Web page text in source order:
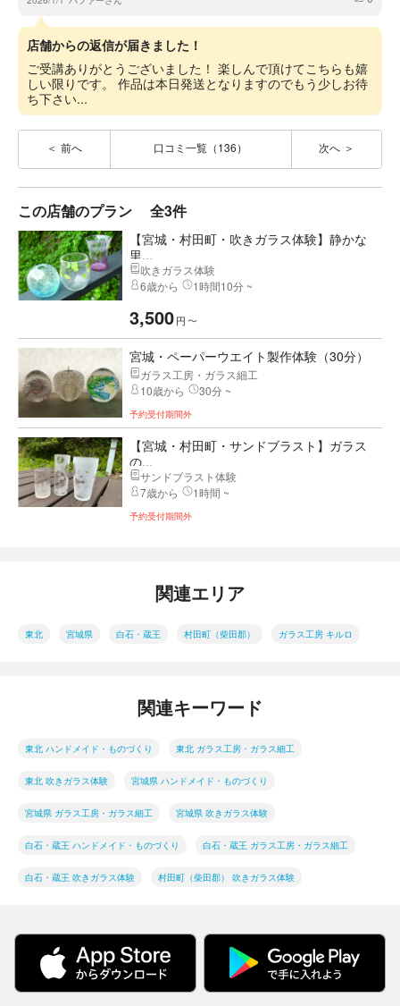
店舗からの返信が届きました！
ご受講ありがとうございました！ 楽しんで頂けてこちらも嬉
しい限りです。 作品は本日発送となりますのでもう少しお待
ち下さい...
前へ 口コミ一覧（136） 次へ
この店舗のプラン 全3件
【宮城・村田町・吹きガラス体験】静かな
里...
吹きガラス体験
6歳から
1時間10分 ~
3,500円 〜
宮城・ペーパーウエイト製作体験（30分）
ガラス工房・ガラス細工
10歳から
30分 ~
予約受付期間外
【宮城・村田町・サンドブラスト】ガラス
の...
サンドブラスト体験
7歳から
1時間 ~
予約受付期間外
関連エリア
東北 宮城県 白石・蔵王 村田町（柴田郡） ガラス工房 キルロ
関連キーワード
東北 ハンドメイド・ものづくり 東北 ガラス工房・ガラス細工
東北 吹きガラス体験 宮城県 ハンドメイド・ものづくり
宮城県 ガラス工房・ガラス細工 宮城県 吹きガラス体験
白石・蔵王 ハンドメイド・ものづくり 白石・蔵王 ガラス工房・ガラス細工
白石・蔵王 吹きガラス体験 村田町（柴田郡） 吹きガラス体験